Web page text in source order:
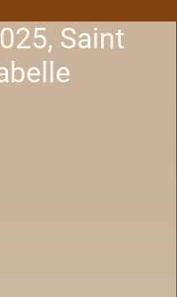
Saint